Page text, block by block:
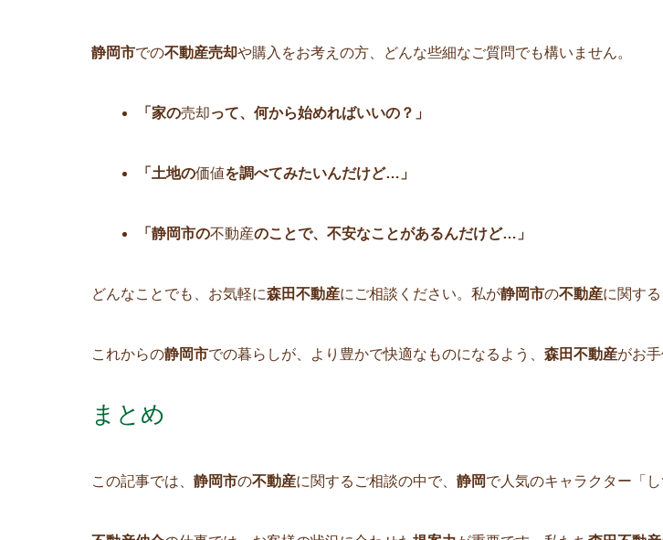
静岡市での不動産売却や購入をお考えの方、どんな些細なご質問でも構いません。
「家の売却って、何から始めればいいの？」
「土地の価値を調べてみたいんだけど…」
「静岡市の不動産のことで、不安なことがあるんだけど…」
どんなことでも、お気軽に森田不動産にご相談ください。私が静岡市の不動産に関す
これからの静岡市での暮らしが、より豊かで快適なものになるよう、 森田不動産がお
まとめ
この記事では、 静岡市の不動産に関するご相談の中で、 静岡で人気のキャラクター「